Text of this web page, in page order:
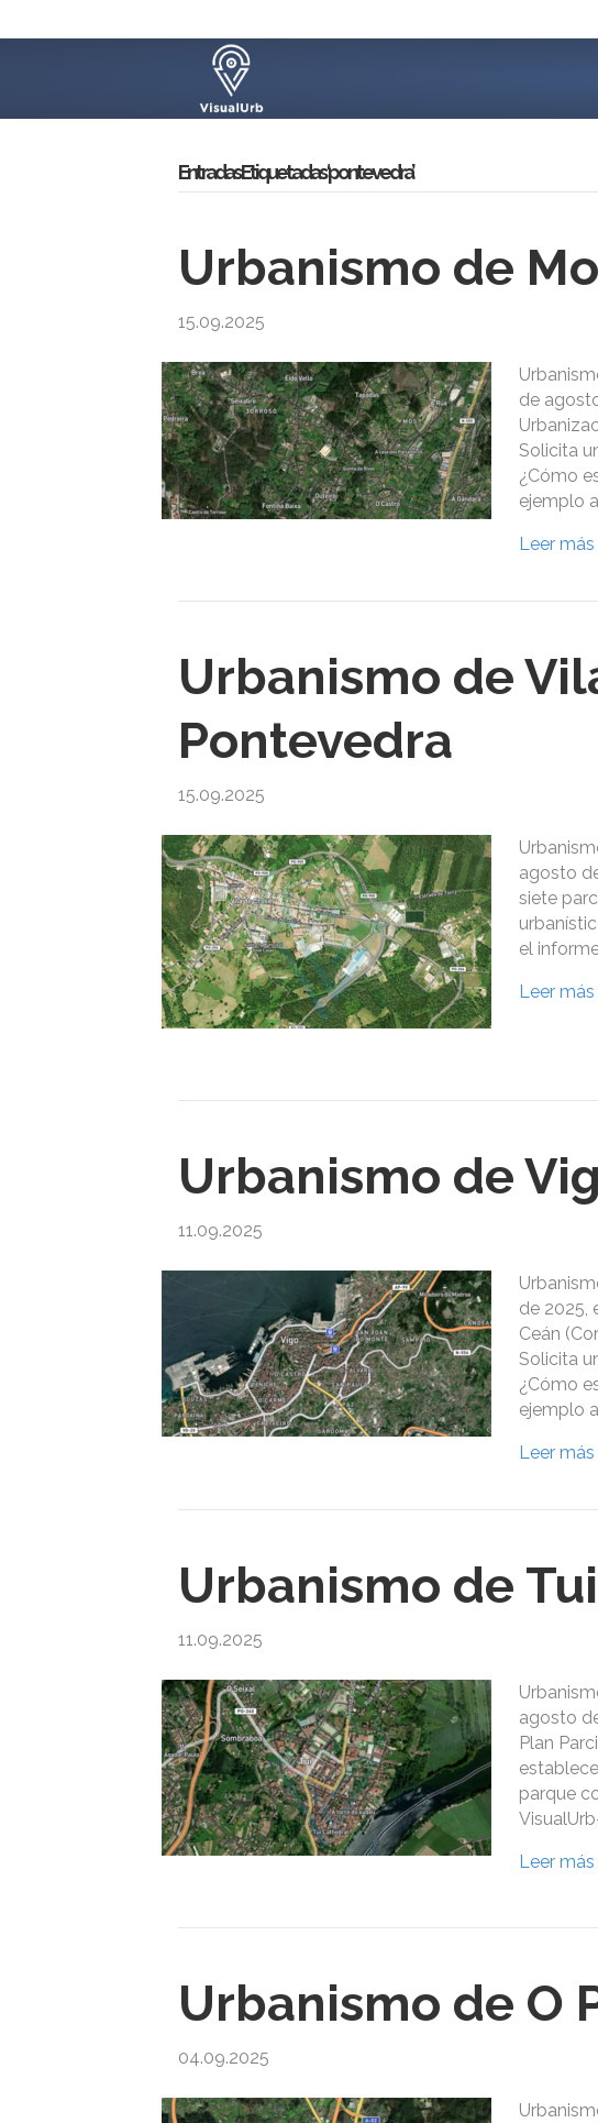
Entradas Etiquetadas ‘pontevedra’
Urbanismo de
15.09.2025
de
Solicita
¿Cómo
ejemplo
Leer más
Urbanismo de
Pontevedra
15.09.2025
agosto
siete
el
Leer más
Urbanismo de
11.09.2025
de 2025,
Ceán
Solicita
¿Cómo
ejemplo
Leer más
Urbanismo de
11.09.2025
agosto
Plan
parque
Leer más
Urbanismo de O
04.09.2025